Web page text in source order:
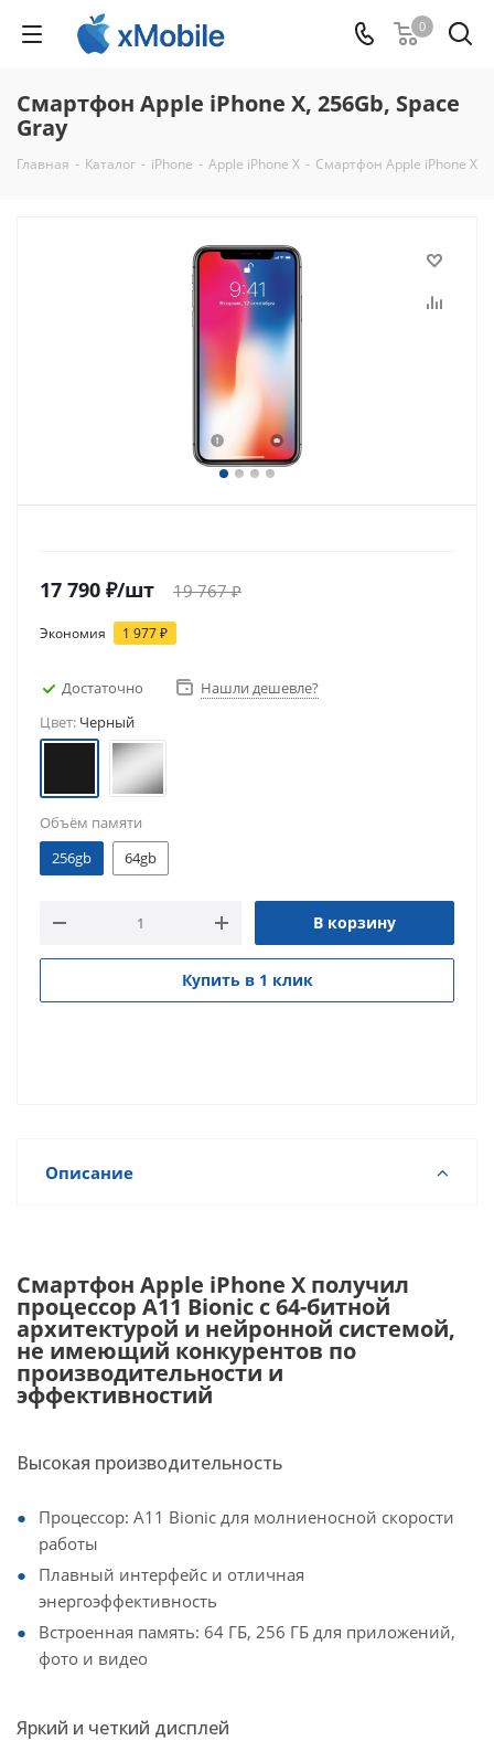
0
Смартфон Apple iPhone X, 256Gb, Space
Gray
Главная - Каталог - iPhone - Apple iPhone X - Смартфон Apple iPhone X
17 790 ₽/шт 19 767₽
Экономия 1 977₽
Достаточно
Нашли дешевле?
Цвет: Черный
Объём памяти
256gb
64gb
В корзину
Купить в 1 клик
Описание
Смартфон Apple iPhone X получил
процессор A11 Bionic с 64-битной
архитектурой и нейронной системой,
не имеющий конкурентов по
производительности и
эффективностий
Высокая производительность
Процессор: A11 Bionic для молниеносной скорости
работы
Плавный интерфейс и отличная
энергоэффективность
Встроенная память: 64 ГБ, 256 ГБ для приложений,
фото и видео
Яркий и четкий дисплей